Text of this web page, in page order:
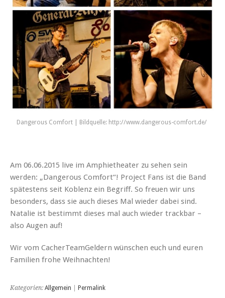
Dangerous Comfort | Bildquelle: http://www.dangerous-comfort.de/
Am 06.06.2015 live im Amphietheater zu sehen sein
werden: „Dangerous Comfort“! Project Fans ist die Band
spätestens seit Koblenz ein Begriff. So freuen wir uns
besonders, dass sie auch dieses Mal wieder dabei sind.
Natalie ist bestimmt dieses mal auch wieder trackbar –
also Augen auf!
Wir vom CacherTeamGeldern wünschen euch und euren
Familien frohe Weihnachten!
Kategorien: Allgemein Permalink